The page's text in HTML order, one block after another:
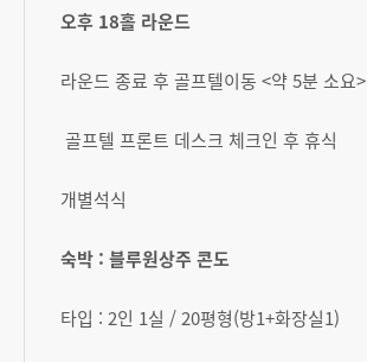
오후 18홀 라운드
라운드 종료 후 골프텔이동 <약 5분 소요>
골프텔 프론트 데스크 체크인 후 휴식
개별석식
숙박 : 블루원상주 콘도
타입 : 2인 1실 / 20평형(방1+화장실1)